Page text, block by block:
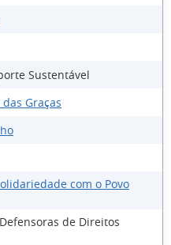
Sustentável
Graças
com o Povo
de Direitos